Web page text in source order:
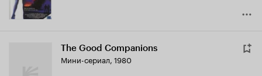
The Good Companions
Мини-сериал, 1980